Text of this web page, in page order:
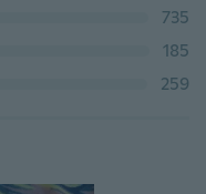
735
185
259